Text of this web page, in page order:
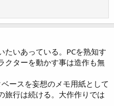
いあっている。PCを熟知す
クターを動かす事は造作も無
ースを妄想のメモ用紙として
旅行は続ける。大作作りでは